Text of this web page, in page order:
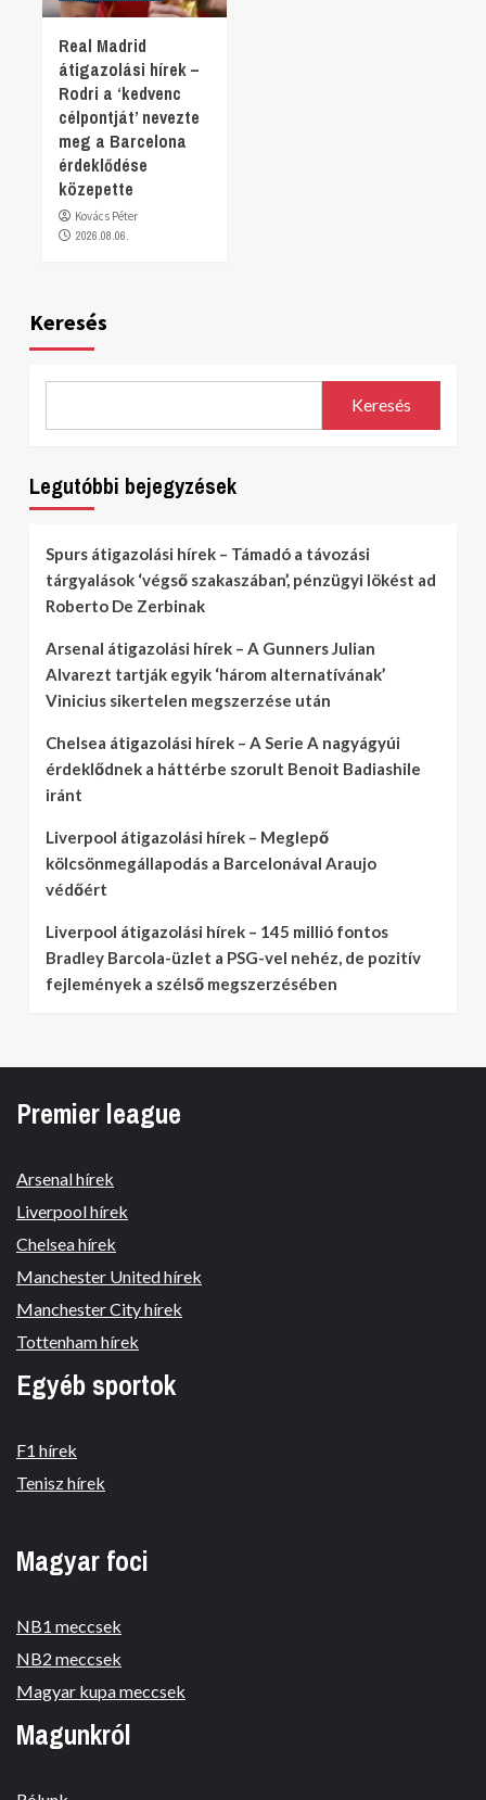
Real Madrid
átigazolási hírek –
Rodri a ‘kedvenc
célpontját’ nevezte
meg a Barcelona
érdeklődése
közepette
Kovács Péter
2026.08.06.
Keresés
Keresés
Legutóbbi bejegyzések
Spurs átigazolási hírek – Támadó a távozási
tárgyalások ‘végső szakaszában’, pénzügyi lökést ad
Roberto De Zerbinak
Arsenal átigazolási hírek – A Gunners Julian
Alvarezt tartják egyik ‘három alternatívának’
Vinicius sikertelen megszerzése után
Chelsea átigazolási hírek – A Serie A nagyágyúi
érdeklődnek a háttérbe szorult Benoit Badiashile
iránt
Liverpool átigazolási hírek – Meglepő
kölcsönmegállapodás a Barcelonával Araujo
védőért
Liverpool átigazolási hírek – 145 millió fontos
Bradley Barcola-üzlet a PSG-vel nehéz, de pozitív
fejlemények a szélső megszerzésében
Premier league
Arsenal hírek
Liverpool hírek
Chelsea hírek
Manchester United hírek
Manchester City hírek
Tottenham hírek
Egyéb sportok
F1 hírek
Tenisz hírek
Magyar foci
NB1 meccsek
NB2 meccsek
Magyar kupa meccsek
Magunkról